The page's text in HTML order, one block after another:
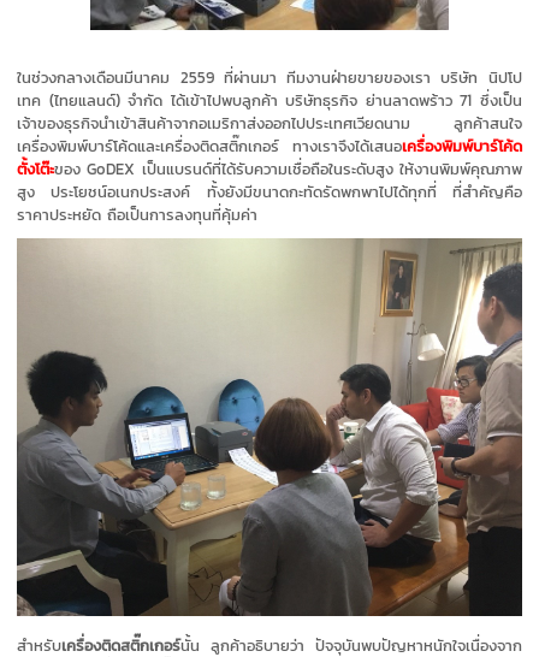
ในช่วงกลางเดือนมีนาคม 2559 ที่ผ่านมา ทีมงานฝ่ายขายของเรา บริษัท นิปโป
เทค (ไทยแลนด์) จำกัด ได้เข้าไปพบลูกค้า บริษัทธุรกิจ ย่านลาดพร้าว 71 ซึ่งเป็น
เจ้าของธุรกิจนำเข้าสินค้าจากอเมริกาส่งออกไปประเทศเวียดนาม ลูกค้าสนใจ
เครื่องพิมพ์บาร์โค้ดและเครื่องติดสติ๊กเกอร์ ทางเราจึงได้เสนอเครื่องพิมพ์บาร์โค้ด
ตั้งโต๊ะของ GoDEX เป็นแบรนด์ที่ได้รับความเชื่อถือในระดับสูง ให้งานพิมพ์คุณภาพ
สูง ประโยชน์อเนกประสงค์ ทั้งยังมีขนาดกะทัดรัดพกพาไปได้ทุกที่ ที่สำคัญคือ
ราคาประหยัด ถือเป็นการลงทุนที่คุ้มค่า
สำหรับเครื่องติดสติ๊กเกอร์นั้น ลูกค้าอธิบายว่า ปัจจุบันพบปัญหาหนักใจเนื่องจาก